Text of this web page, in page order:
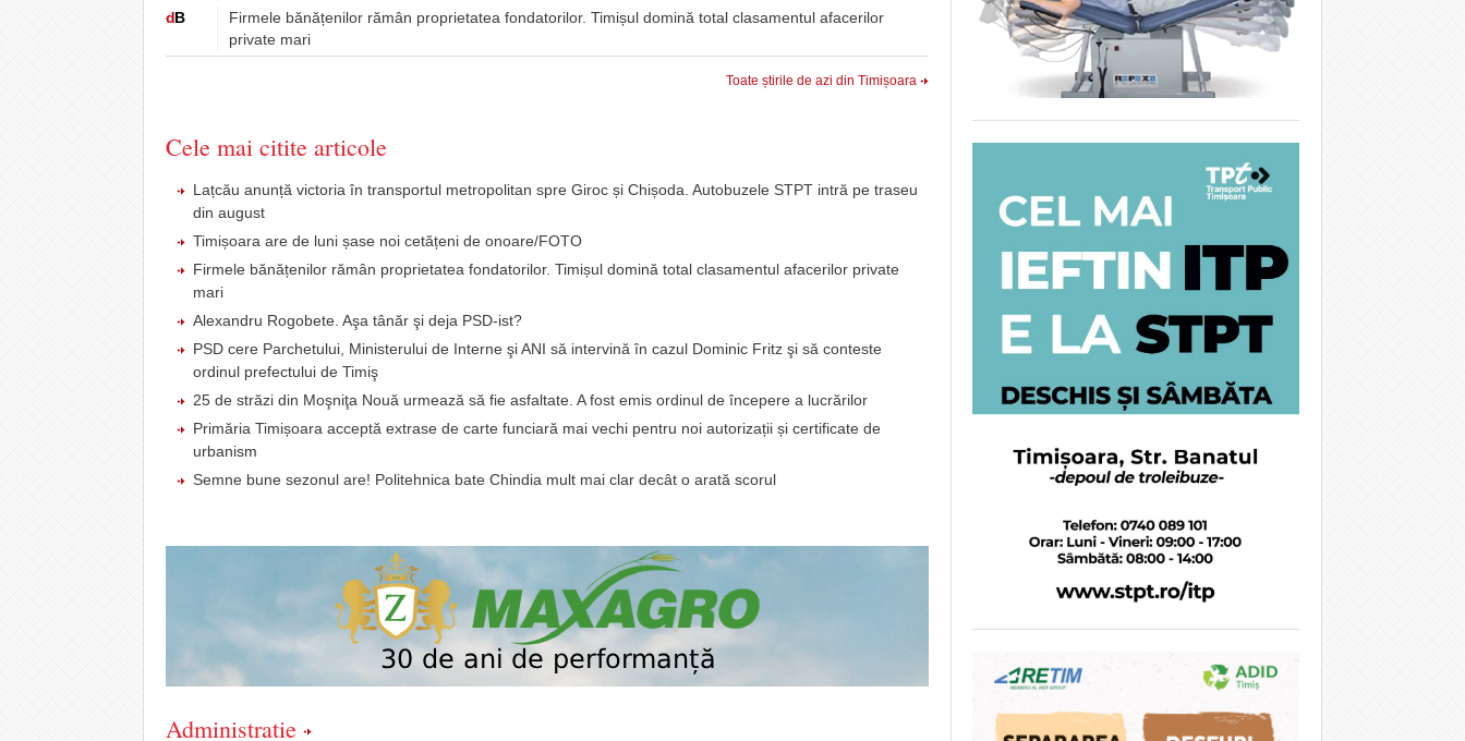
dB
Firmele bănățenilor rămân proprietatea fondatorilor. Timișul domină total clasamentul afacerilor
private mari
Toate știrile de azi din Timișoara
Cele mai citite articole
Lațcău anunță victoria în transportul metropolitan spre Giroc și Chișoda. Autobuzele STPT intră pe traseu
din august
Timișoara are de luni șase noi cetățeni de onoare/FOTO
Firmele bănățenilor rămân proprietatea fondatorilor. Timișul domină total clasamentul afacerilor private
mari
Alexandru Rogobete. Aşa tânăr şi deja PSD-ist?
PSD cere Parchetului, Ministerului de Interne şi ANI să intervină în cazul Dominic Fritz şi să conteste
ordinul prefectului de Timiş
25 de străzi din Moşniţa Nouă urmează să fie asfaltate. A fost emis ordinul de începere a lucrărilor
Primăria Timișoara acceptă extrase de carte funciară mai vechi pentru noi autorizații și certificate de
urbanism
Semne bune sezonul are! Politehnica bate Chindia mult mai clar decât o arată scorul
Administratie